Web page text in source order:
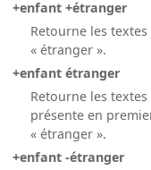
+enfant +étranger
Retourne les
« étranger ».
+enfant étranger
Retourne les
présente en
« étranger ».
+enfant -étranger